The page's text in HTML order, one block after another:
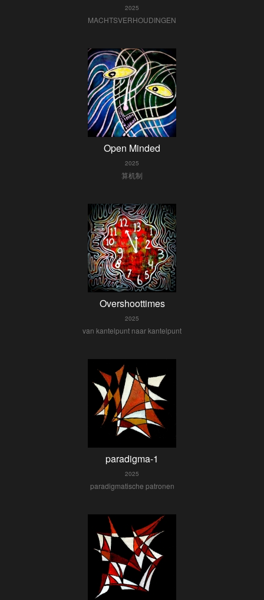
2025
MACHTSVERHOUDINGEN
Open Minded
2025
算机制
Overshoottimes
2025
van kantelpunt naar kantelpunt
paradigma-1
2025
paradigmatische patronen